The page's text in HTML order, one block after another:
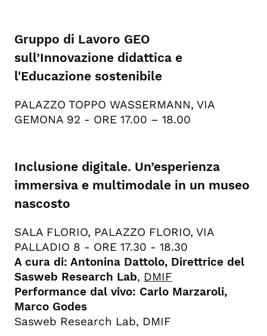
Gruppo di Lavoro GEO
sull’Innovazione didattica e
l'Educazione sostenibile
PALAZZO TOPPO WASSERMANN, VIA
GEMONA 92 - ORE 17.00 – 18.00
Inclusione digitale. Un’esperienza
immersiva e multimodale in un museo
nascosto
SALA FLORIO, PALAZZO FLORIO, VIA
PALLADIO 8 - ORE 17.30 - 18.30
A cura di: Antonina Dattolo, Direttrice del
Sasweb Research Lab, DMIF
Performance dal vivo: Carlo Marzaroli,
Marco Godes
Sasweb Research Lab, DMIF